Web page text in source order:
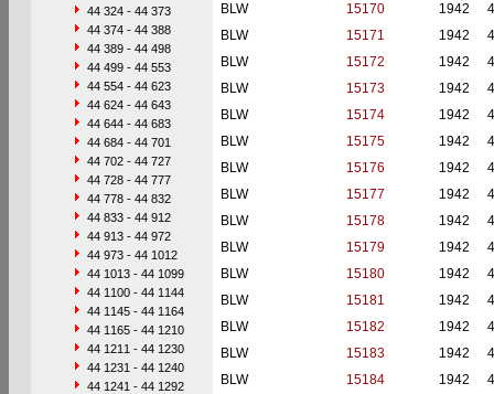
44 324 - 44 373
44 374 - 44 388
44 389 - 44 498
44 499 - 44 553
44 554 - 44 623
44 624 - 44 643
44 644 - 44 683
44 684 - 44 701
44 702 - 44 727
44 728 - 44 777
44 778 - 44 832
44 833 - 44 912
44 913 - 44 972
44 973 - 44 1012
44 1013 - 44 1099
44 1100 - 44 1144
44 1145 - 44 1164
44 1165 - 44 1210
44 1211 - 44 1230
44 1231 - 44 1240
44 1241 - 44 1292
BLW
15170 1942
BLW
15171 1942
BLW
15172 1942
BLW
15173 1942
BLW
15174 1942
BLW
15175 1942
BLW
15176 1942
BLW
15177 1942
BLW
15178 1942
BLW
15179 1942
BLW
15180 1942
BLW
15181 1942
BLW
15182 1942
BLW
15183 1942
BLW
15184 1942